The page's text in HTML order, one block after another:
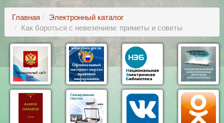
Главная
Электронный каталог
Как бороться с невезением: приметы и советы